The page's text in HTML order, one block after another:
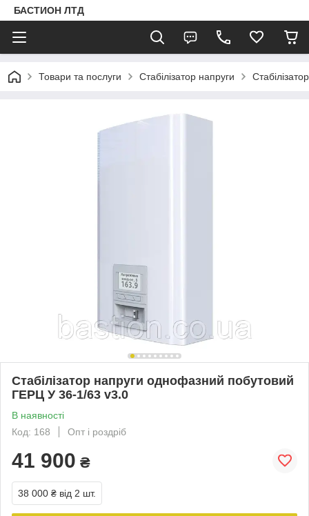
БАСТИОН ЛТД
Товари та послуги Стабілізатор напруги
Стабілізатор напруги однофазний побутовий
ГЕРЦ У 36-1/63 v3.0
В наявності
Код: 168
Опт і роздріб
41 900 ₴
38 000 ₴ від 2 шт.